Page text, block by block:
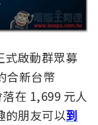
式啟動群眾募
合新台幣
在 1,699 元人
的朋友可以到